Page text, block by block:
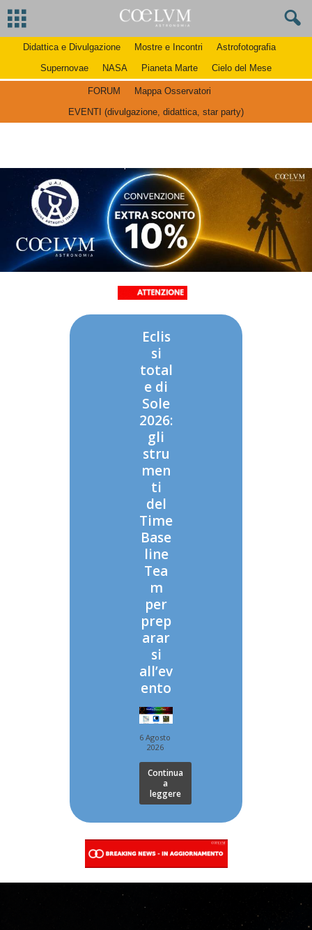
Didattica e Divulgazione Mostre e Incontri
Astrofotografia
Supernovae
NASA Pianeta Marte Cielo del Mese
FORUM
Mappa Osservatori
EVENTI (divulgazione, didattica, star party)
Eclis
si
total
e di
Sole
2026:
gli
stru
men
ti
del
Time
Base
line
Tea
m
per
prep
arar
si
all’ev
ento
6 Agosto
2026
Continua
a
leggere